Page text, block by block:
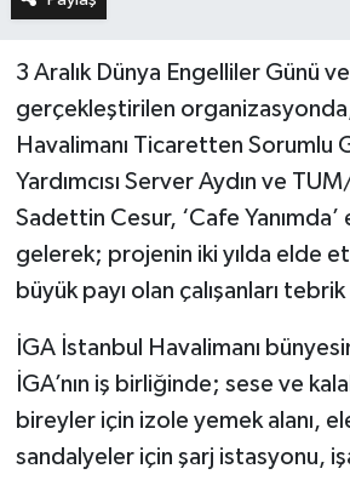
3 Aralık Dünya Engelliler Günü
gerçekleştirilen
Havalimanı Ticaretten Sorumlu
Yardımcısı Server Aydın ve
Sadettin Cesur, ‘Cafe
gelerek; projenin iki yılda elde
büyük payı olan çalışanları
İGA İstanbul Havalimanı
İGA’nın iş birliğinde; sese ve
bireyler için izole yemek alanı,
sandalyeler için şarj istasyonu,